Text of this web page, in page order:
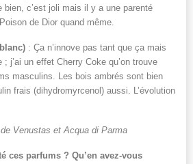
bien, c’est joli mais il y a une parenté
de Dior quand même.
: Ça n’innove pas tant que ça mais
; j’ai un effet Cherry Coke qu’on trouve
masculins. Les bois ambrés sont bien
frais (dihydromyrcenol) aussi. L’évolution
Venustas et Acqua di Parma
ces parfums ? Qu’en avez-vous